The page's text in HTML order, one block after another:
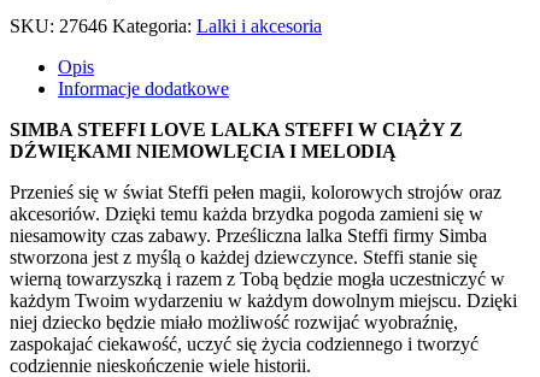
SKU: 27646 Kategoria: Lalki i akcesoria
Opis
Informacje dodatkowe
SIMBA STEFFI LOVE LALKA STEFFI W CIĄŻY Z
DŹWIĘKAMI NIEMOWLĘCIA I MELODIĄ
Przenieś się w świat Steffi pełen magii, kolorowych strojów oraz
akcesoriów. Dzięki temu każda brzydka pogoda zamieni się w
niesamowity czas zabawy. Prześliczna lalka Steffi firmy Simba
stworzona jest z myślą o każdej dziewczynce. Steffi stanie się
wierną towarzyszką i razem z Tobą będzie mogła uczestniczyć w
każdym Twoim wydarzeniu w każdym dowolnym miejscu. Dzięki
niej dziecko będzie miało możliwość rozwijać wyobraźnię,
zaspokajać ciekawość, uczyć się życia codziennego i tworzyć
codziennie nieskończenie wiele historii.